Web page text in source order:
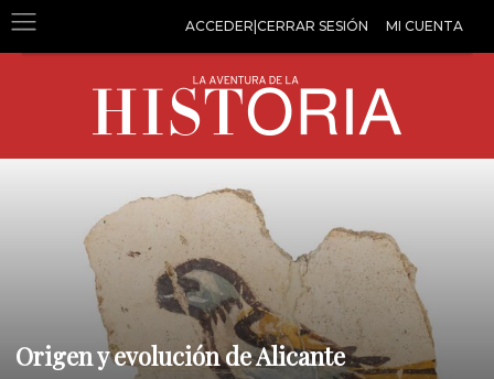
ACCEDER|CERRAR SESIÓN MI CUENTA
Origen y evolución de Alicante